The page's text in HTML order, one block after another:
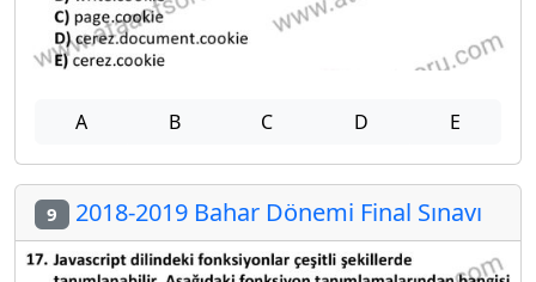
A B C D E
9 2018-2019 Bahar Dönemi Final Sınavı